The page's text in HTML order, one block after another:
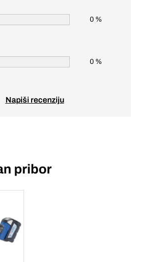
0 %
0 %
Napiši recenziju
pribor